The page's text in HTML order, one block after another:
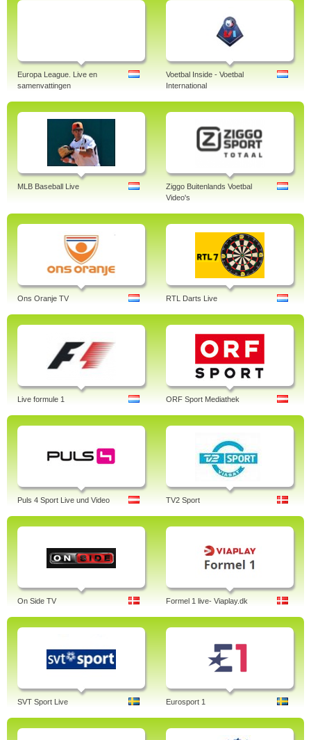
Europa League. Live en
samenvattingen
Voetbal Inside - Voetbal
International
MLB Baseball Live
Ziggo Buitenlands Voetbal
Video's
Ons Oranje TV RTL Darts Live
Live formule 1 ORF Sport Mediathek
Puls 4 Sport Live und Video TV2 Sport
On Side TV Formel 1 live- Viaplay.dk
SVT Sport Live Eurosport 1